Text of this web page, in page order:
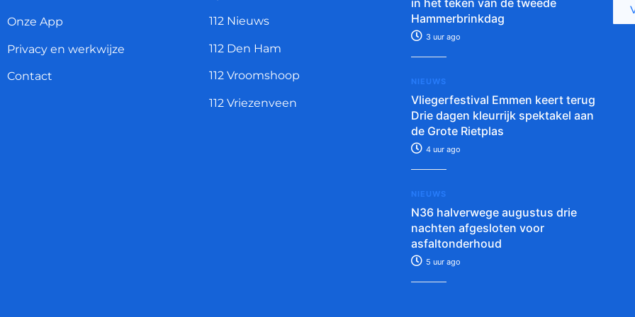
Onze App
Privacy en werkwijze
Contact
112 Nieuws
112 Den Ham
112 Vroomshoop
112 Vriezenveen
Hammerbrinkdag
3 uur ago
NIEUWS
Vliegerfestival Emmen keert terug
Drie dagen kleurrijk spektakel aan
de Grote Rietplas
4 uur ago
NIEUWS
N36 halverwege augustus drie
nachten afgesloten voor
asfaltonderhoud
5 uur ago